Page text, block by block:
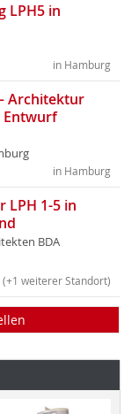
LPH5 in
in Hamburg
Architektur
Entwurf
in Hamburg
1-5 in
BDA
(+1 weiterer Standort)